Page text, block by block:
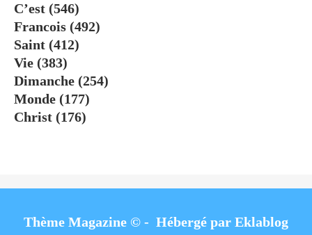
C’est (546)
Francois (492)
Saint (412)
Vie (383)
Dimanche (254)
Monde (177)
Christ (176)
Thème Magazine © - Hébergé par Eklablog